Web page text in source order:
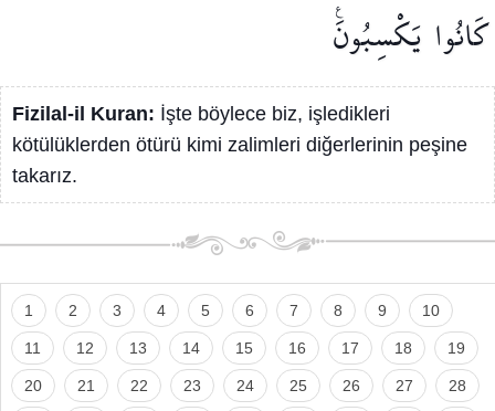
كَانُوا يَكْسِبُونَ۟
Fizilal-il Kuran: İşte böylece biz, işledikleri
kötülüklerden ötürü kimi zalimleri diğerlerinin peşine
takarız.
1 2 3 4 5 6 7 8 9 10
11 12 13 14 15 16 17 18 19
20 21 22 23 24 25 26 27 28